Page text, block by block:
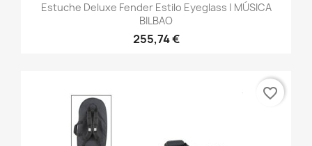
Estuche Deluxe Fender Estilo Eyeglass | MÚSICA
BILBAO
255,74 €
favorite_border